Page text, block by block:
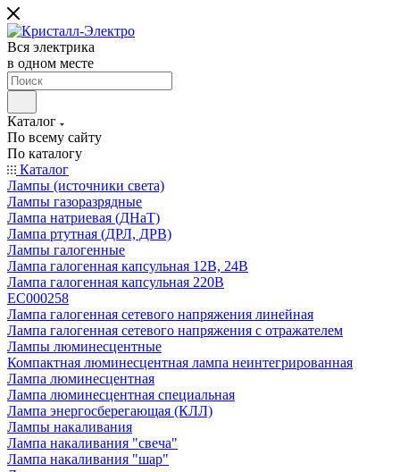
Вся электрика
в одном месте
Каталог
По всему сайту
По каталогу
Каталог
Лампы (источники света)
Лампы газоразрядные
Лампа натриевая (ДНаТ)
Лампа ртутная (ДРЛ, ДРВ)
Лампы галогенные
Лампа галогенная капсульная 12В, 24В
Лампа галогенная капсульная 220В
EC000258
Лампа галогенная сетевого напряжения линейная
Лампа галогенная сетевого напряжения с отражателем
Лампы люминесцентные
Компактная люминесцентная лампа неинтегрированная
Лампа люминесцентная
Лампа люминесцентная специальная
Лампа энергосберегающая (КЛЛ)
Лампы накаливания
Лампа накаливания "свеча"
Лампа накаливания "шар"